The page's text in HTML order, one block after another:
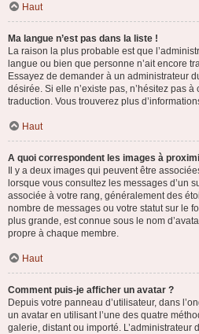
Haut
Ma langue n’est pas dans la liste !
La raison la plus probable est que
langue ou bien que personne n’ait encore
Essayez de demander à un administrateur
désirée. Si elle n’existe pas, n’hésitez pas
traduction. Vous trouverez plus
Haut
A quoi correspondent les images à
Il y a deux images qui peuvent être
lorsque vous consultez les messages d’un
associée à votre rang, généralement des
nombre de messages ou votre statut sur le
plus grande, est connue sous le nom
propre à chaque membre.
Haut
Comment puis-je afficher un avatar ?
Depuis votre panneau d’utilisateur, dans
un avatar en utilisant l’une des quatre
galerie, distant ou importé. L’administrateur